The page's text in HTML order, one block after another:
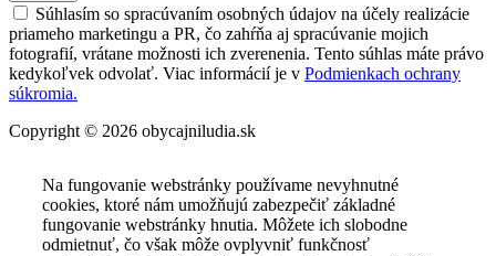
Súhlasím so spracúvaním osobných údajov na účely realizácie
priameho marketingu a PR, čo zahŕňa aj spracúvanie mojich
fotografií, vrátane možnosti ich zverenenia. Tento súhlas máte právo
kedykoľvek odvolať. Viac informácií je v Podmienkach ochrany
súkromia.
Copyright © 2026 obycajniludia.sk
Na fungovanie webstránky používame nevyhnutné
cookies, ktoré nám umožňujú zabezpečiť základné
fungovanie webstránky hnutia. Môžete ich slobodne
odmietnuť, čo však môže ovplyvniť funkčnosť